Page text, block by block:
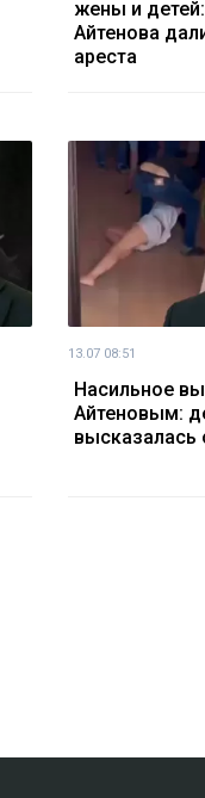
жены и
Айтенова
ареста
13.07 08:51
Насильное
Айтеновым:
высказалась